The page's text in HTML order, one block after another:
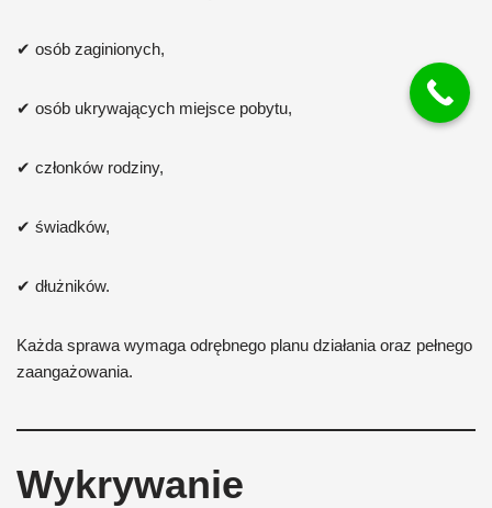
✔ osób zaginionych,
✔ osób ukrywających miejsce pobytu,
✔ członków rodziny,
✔ świadków,
✔ dłużników.
Każda sprawa wymaga odrębnego planu działania oraz pełnego
zaangażowania.
Wykrywanie